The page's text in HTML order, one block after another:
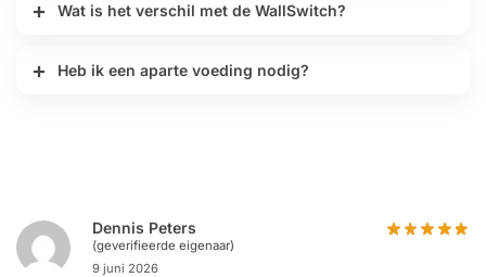
Wat is het verschil met de WallSwitch?
Heb ik een aparte voeding nodig?
Dennis Peters
(geverifieerde eigenaar)
9 juni 2026